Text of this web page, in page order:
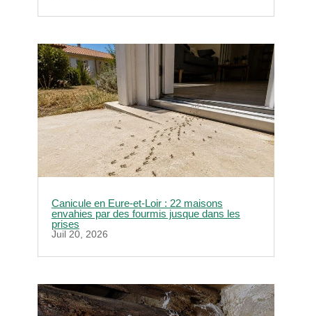
Canicule en Eure-et-Loir : 22 maisons
envahies par des fourmis jusque dans les
prises
Juil 20, 2026